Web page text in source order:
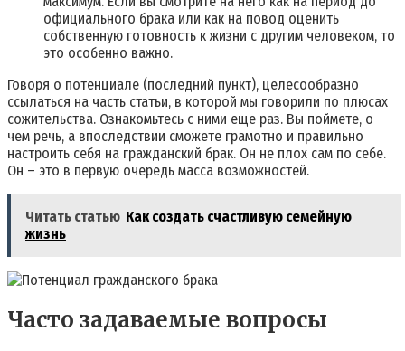
официального брака или как на повод оценить
собственную готовность к жизни с другим человеком, то
это особенно важно.
Говоря о потенциале (последний пункт), целесообразно
ссылаться на часть статьи, в которой мы говорили по плюсах
сожительства. Ознакомьтесь с ними еще раз. Вы поймете, о
чем речь, а впоследствии сможете грамотно и правильно
настроить себя на гражданский брак. Он не плох сам по себе.
Он – это в первую очередь масса возможностей.
Читать статью Как создать счастливую семейную
жизнь
Часто задаваемые вопросы